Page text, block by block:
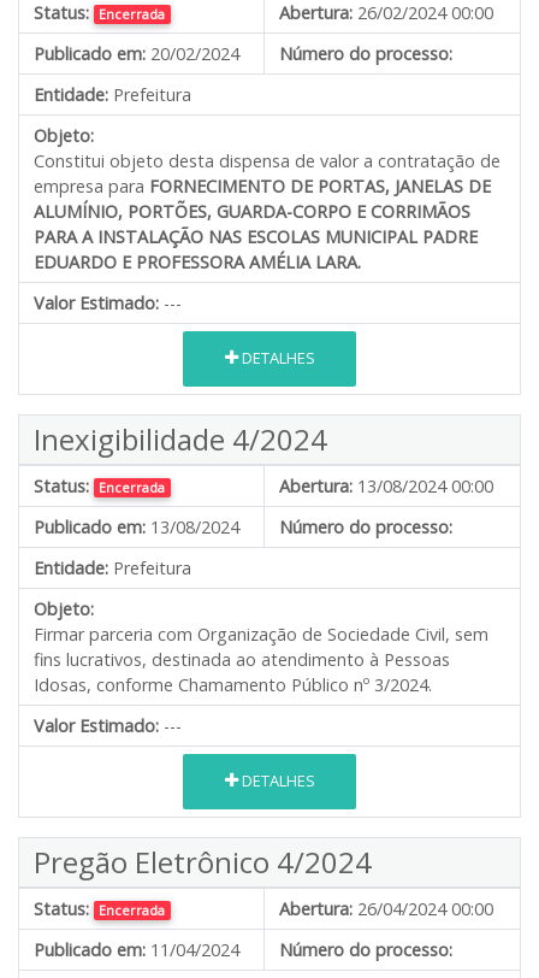
Status: Encerrada Abertura: 26/02/2024 00:00
Publicado em: 20/02/2024
Número do processo:
Entidade: Prefeitura
Objeto:
Constitui objeto desta dispensa de valor a contratação de
empresa para FORNECIMENTO DE PORTAS, JANELAS DE
ALUMÍNIO, PORTÕES, GUARDA-CORPO E CORRIMÃOS
PARA A INSTALAÇÃO NAS ESCOLAS MUNICIPAL PADRE
EDUARDO E PROFESSORA AMÉLIA LARA.
Valor Estimado: ---
DETALHES
Inexigibilidade 4/2024
Status: Encerrada Abertura: 13/08/2024 00:00
Publicado em: 13/08/2024
Número do processo:
Entidade: Prefeitura
Objeto:
Firmar parceria com Organização de Sociedade Civil, sem
fins lucrativos, destinada ao atendimento à Pessoas
Idosas, conforme Chamamento Público nº 3/2024.
Valor Estimado: ---
DETALHES
Pregão Eletrônico 4/2024
Status: Encerrada Abertura: 26/04/2024 00:00
Publicado em: 11/04/2024
Número do processo: